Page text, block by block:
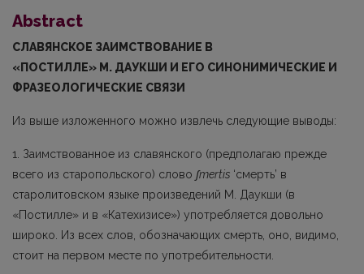
Abstract
СЛАВЯНСКОЕ ЗАИМСТВОВАНИЕ В
«ПОСТИЛЛЕ» M. ДАУКШИ И ЕГО СИНОНИМИЧЕСКИЕ И
ФРАЗЕОЛОГИЧЕСКИЕ СВЯЗИ
Из выше изложенного можно извлечь следующие выводы:
1. Заимствованное из славянского (предполагаю прежде
всего из старопольского) слово ʃmertis ‘смерть’ в
старолитовском языке произведений М. Даукши (в
«Постилле» и в «Катехизисе») упо­требляется довольно
широко. Из всех слов, обозначающих смерть, оно, видимо,
стоит на первом месте по употребительности.